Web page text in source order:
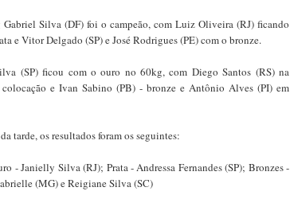
Silva (DF) foi o campeão, com Luiz Oliveira (RJ) ficando
e Vitor Delgado (SP) e José Rodrigues (PE) com o bronze.
(SP) ficou com o ouro no 60kg, com Diego Santos (RS) na
colocação e Ivan Sabino (PB) - bronze e Antônio Alves (PI) em
tarde, os resultados foram os seguintes:
- Janielly Silva (RJ); Prata - Andressa Fernandes (SP); Bronzes -
(MG) e Reigiane Silva (SC)